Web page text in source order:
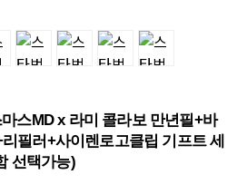
스MD x 라미 콜라보 만년필+바
필러+사이렌로고클립 기프트 세
선택가능)